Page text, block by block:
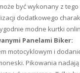
być wykonany z
dodatkowego
modne kurtki
Panelami Biker:
motocyklowym i
Pikowania